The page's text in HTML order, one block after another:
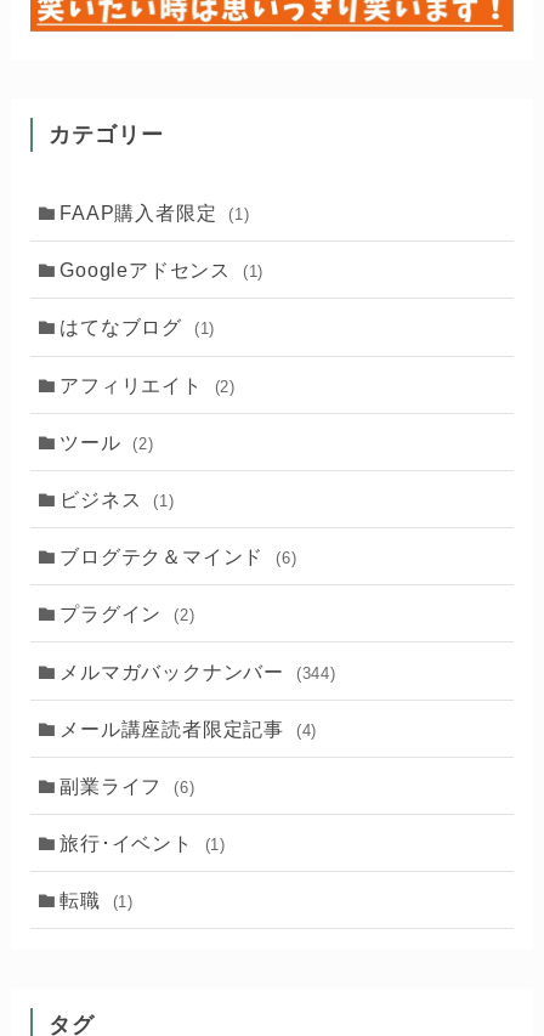
カテゴリー
FAAP購入者限定 (1)
Googleアドセンス (1)
はてなブログ (1)
アフィリエイト (2)
ツール (2)
ビジネス (1)
ブログテク＆マインド (6)
プラグイン (2)
メルマガバックナンバー (344)
メール講座読者限定記事 (4)
副業ライフ (6)
旅行･イベント (1)
転職 (1)
タグ